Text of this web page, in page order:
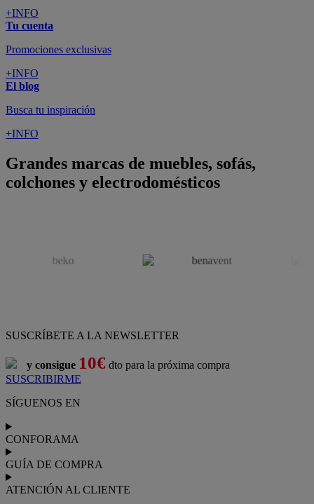
+INFO
Tu cuenta
Promociones exclusivas
+INFO
El blog
Busca tu inspiración
+INFO
Grandes marcas de muebles, sofás,
colchones y electrodomésticos
SUSCRÍBETE A LA NEWSLETTER
y consigue 10€ dto para la próxima compra
SUSCRIBIRME
SÍGUENOS EN
CONFORAMA
GUÍA DE COMPRA
ATENCIÓN AL CLIENTE